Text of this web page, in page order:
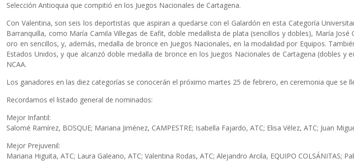
Selección Antioquia que compitió en los Juegos Nacionales de Cartagena.
Con Valentina, son seis los deportistas que aspiran a quedarse con el Galardón en esta Categoría
Barranquilla, como María Camila Villegas de Eafit, doble medallista de plata (sencillos y dobles), María
oro en sencillos, y, además, medalla de bronce en Juegos Nacionales, en la modalidad por Equipos.
Estados Unidos, y que alcanzó doble medalla de bronce en los Juegos Nacionales de Cartagena (dobles
NCAA.
Los ganadores en las diez categorías se conocerán el próximo martes 25 de febrero, en ceremonia que se
Recordamos el listado general de nominados:
Mejor Infantil:
Salomé Ramírez, BOSQUE; Mariana Jiménez, CAMPESTRE; Isabella Fajardo, ATC; Elisa Vélez, ATC; Juan
Mejor Prejuvenil:
Mariana Higuita, ATC; Laura Galeano, ATC; Valentina Rodas, ATC; Alejandro Arcila, EQUIPO COLSÁNITAS;